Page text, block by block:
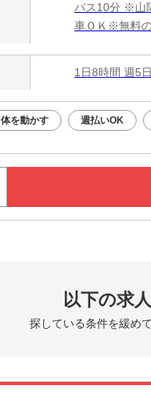
バス10分 ※山
車ＯＫ※無料の
1日8時間 週5
体を動かす 週払いOK
以下の求
探している条件を緩め